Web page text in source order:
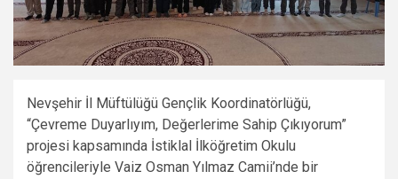
Nevşehir İl Müftülüğü Gençlik Koordinatörlüğü,
“Çevreme Duyarlıyım, Değerlerime Sahip Çıkıyorum”
projesi kapsamında İstiklal İlköğretim Okulu
öğrencileriyle Vaiz Osman Yılmaz Camii’nde bir